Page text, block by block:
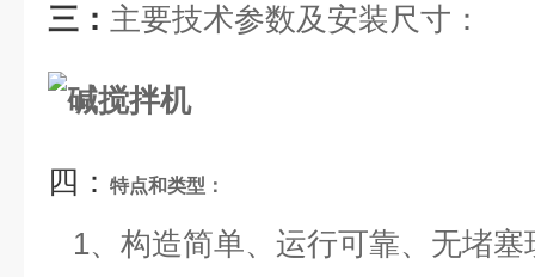
三： 主要技术参数及安装尺寸 ：
四： 特点和类型：
1、 构造简单、运行可靠、无堵